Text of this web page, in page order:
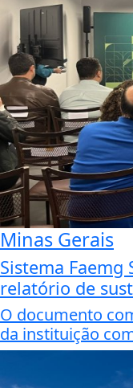
Minas Gerais
Sistema
relatório de
O documento
da instituição